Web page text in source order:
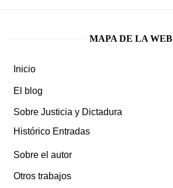
MAPA DE LA WEB
Inicio
El blog
Sobre Justicia y Dictadura
Histórico Entradas
Sobre el autor
Otros trabajos